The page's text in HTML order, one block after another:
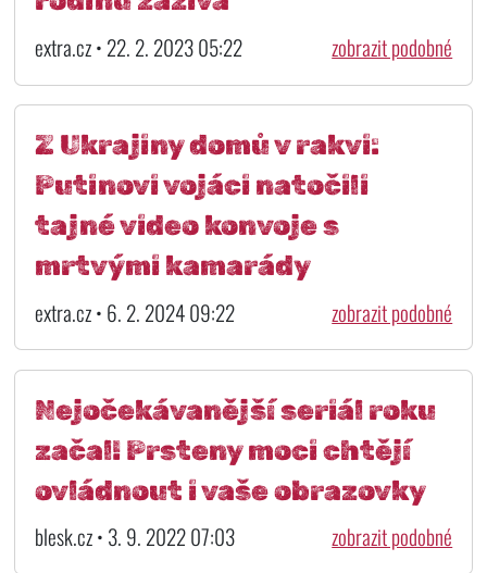
extra.cz • 22. 2. 2023 05:22 zobrazit podobné
Z Ukrajiny domů v rakvi:
Putinovi vojáci natočili
tajné video konvoje s
mrtvými kamarády
extra.cz • 6. 2. 2024 09:22 zobrazit podobné
Nejočekávanější seriál roku
začal! Prsteny moci chtějí
ovládnout i vaše obrazovky
blesk.cz • 3. 9. 2022 07:03 zobrazit podobné